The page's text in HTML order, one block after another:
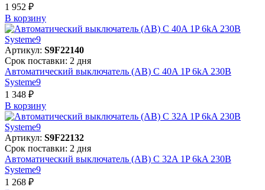
1 952 ₽
В корзинy
Артикул: S9F22140
Срок поставки: 2 дня
Автоматический выключатель (АВ) C 40A 1P 6kA 230В
Systeme9
1 348 ₽
В корзинy
Артикул: S9F22132
Срок поставки: 2 дня
Автоматический выключатель (АВ) C 32A 1P 6kA 230В
Systeme9
1 268 ₽